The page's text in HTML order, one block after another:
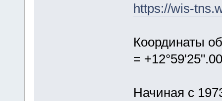
https://wis-
Координаты
= +12°59'25".00
Начиная с